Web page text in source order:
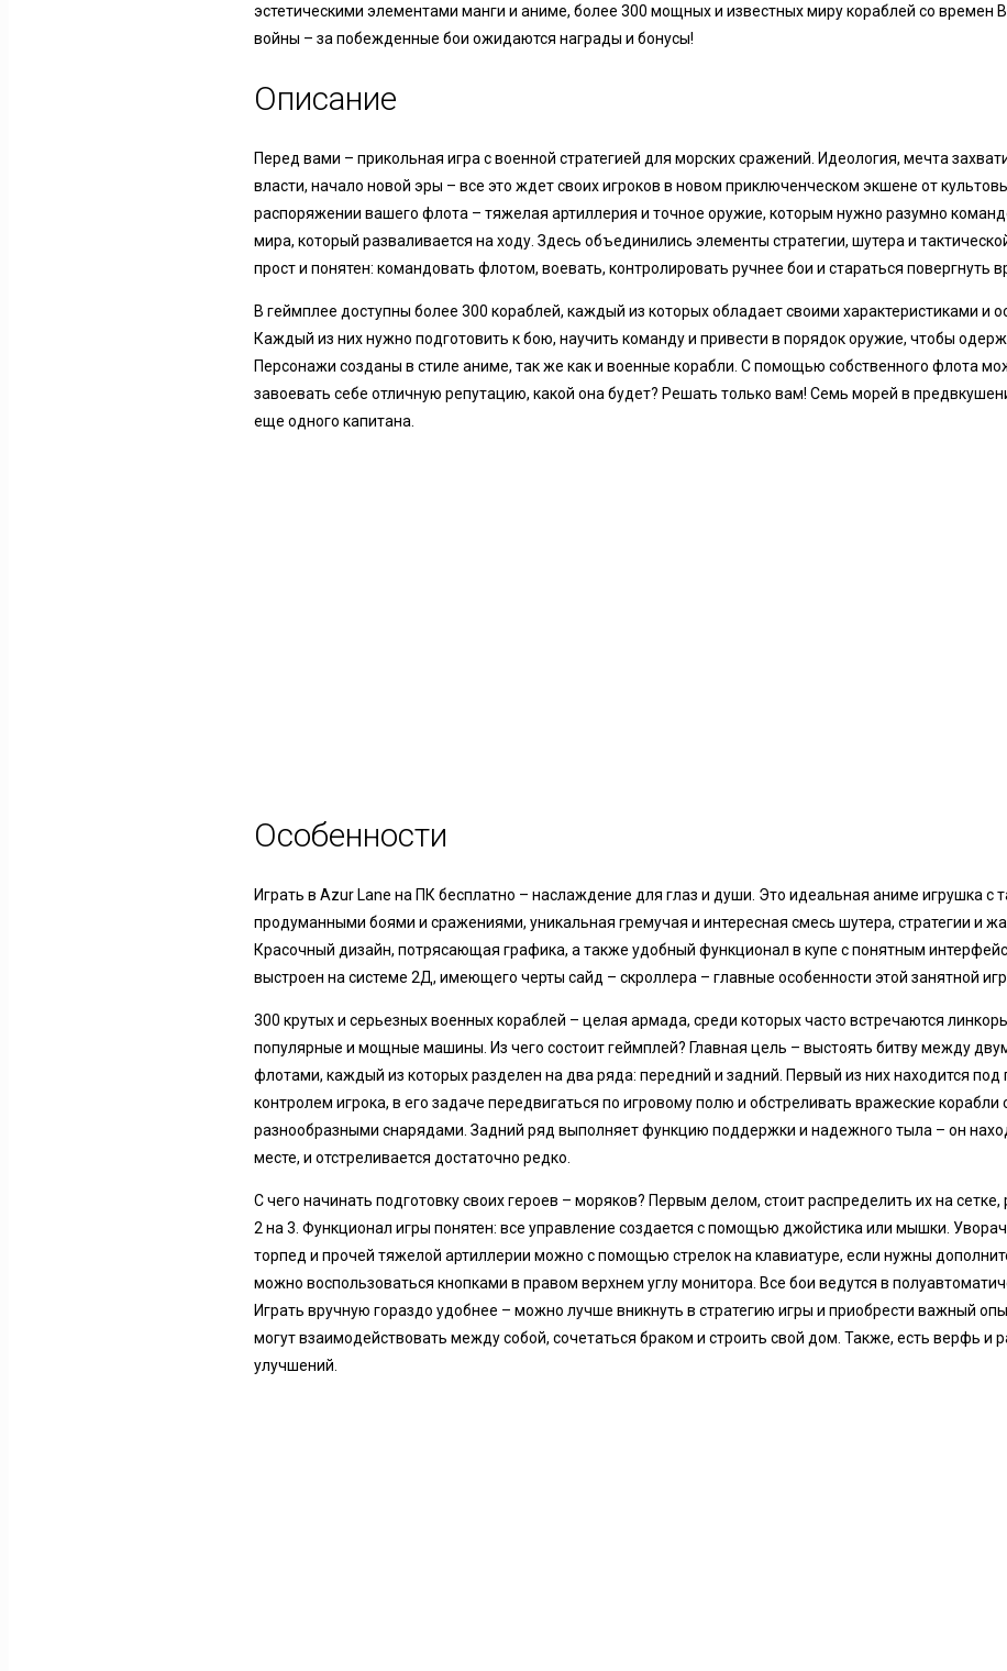
эстетическими элементами манги и аниме, более 300 мощных и известных миру кораблей со времен
войны – за побежденные бои ожидаются награды и бонусы!
Описание
Перед вами – прикольная игра с военной стратегией для морских сражений. Идеология, мечта
власти, начало новой эры – все это ждет своих игроков в новом приключенческом экшене от
распоряжении вашего флота – тяжелая артиллерия и точное оружие, которым нужно разумно
мира, который разваливается на ходу. Здесь объединились элементы стратегии, шутера и
прост и понятен: командовать флотом, воевать, контролировать ручнее бои и стараться повергнуть
В геймплее доступны более 300 кораблей, каждый из которых обладает своими характеристиками и
Каждый из них нужно подготовить к бою, научить команду и привести в порядок оружие, чтобы
Персонажи созданы в стиле аниме, так же как и военные корабли. С помощью собственного флота
завоевать себе отличную репутацию, какой она будет? Решать только вам! Семь морей в
еще одного капитана.
Особенности
Играть в Azur Lane на ПК бесплатно – наслаждение для глаз и души. Это идеальная аниме игрушка с
продуманными боями и сражениями, уникальная гремучая и интересная смесь шутера, стратегии и
Красочный дизайн, потрясающая графика, а также удобный функционал в купе с понятным
выстроен на системе 2Д, имеющего черты сайд – скроллера – главные особенности этой занятной
300 крутых и серьезных военных кораблей – целая армада, среди которых часто встречаются
популярные и мощные машины. Из чего состоит геймплей? Главная цель – выстоять битву между
флотами, каждый из которых разделен на два ряда: передний и задний. Первый из них находится под
контролем игрока, в его задаче передвигаться по игровому полю и обстреливать вражеские
разнообразными снарядами. Задний ряд выполняет функцию поддержки и надежного тыла – он
месте, и отстреливается достаточно редко.
С чего начинать подготовку своих героев – моряков? Первым делом, стоит распределить их на сетке,
2 на 3. Функционал игры понятен: все управление создается с помощью джойстика или мышки.
торпед и прочей тяжелой артиллерии можно с помощью стрелок на клавиатуре, если нужны
можно воспользоваться кнопками в правом верхнем углу монитора. Все бои ведутся в
Играть вручную гораздо удобнее – можно лучше вникнуть в стратегию игры и приобрести важный
могут взаимодействовать между собой, сочетаться браком и строить свой дом. Также, есть верфь и
улучшений.